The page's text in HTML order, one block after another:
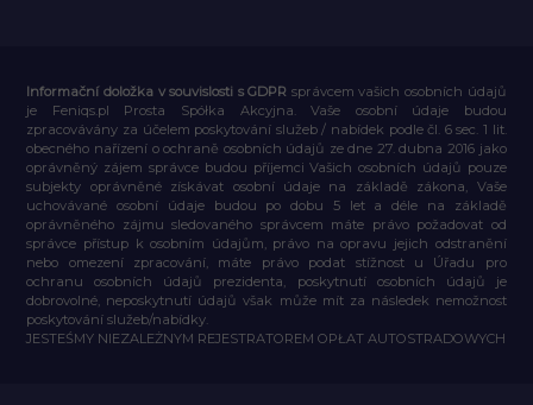
Informační doložka v souvislosti s GDPR správcem vašich osobních údajů
je Feniqs.pl Prosta Spółka Akcyjna. Vaše osobní údaje budou
zpracovávány za účelem poskytování služeb / nabídek podle čl. 6 sec. 1 lit.
obecného nařízení o ochraně osobních údajů ze dne 27. dubna 2016 jako
oprávněný zájem správce budou příjemci Vašich osobních údajů pouze
subjekty oprávněné získávat osobní údaje na základě zákona, Vaše
uchovávané osobní údaje budou po dobu 5 let a déle na základě
oprávněného zájmu sledovaného správcem máte právo požadovat od
správce přístup k osobním údajům, právo na opravu jejich odstranění
nebo omezení zpracování, máte právo podat stížnost u Úřadu pro
ochranu osobních údajů prezidenta, poskytnutí osobních údajů je
dobrovolné, neposkytnutí údajů však může mít za následek nemožnost
poskytování služeb/nabídky.
JESTEŚMY NIEZALEŻNYM REJESTRATOREM OPŁAT AUTOSTRADOWYCH